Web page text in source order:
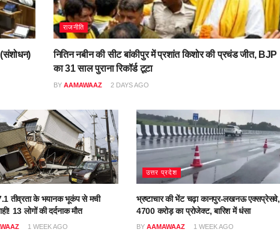
राजनीति
नितिन नबीन की सीट बांकीपुर में प्रशांत किशोर की प्रचंड जीत, BJP
का 31 साल पुराना रिकॉर्ड टूटा
BY AAMAWAAZ 2 DAYS AGO
तीव्रता के भयानक भूकंप से मची
13 लोगों की दर्दनाक मौत
1 WEEK AGO
उत्तर प्रदेश
भ्रष्टाचार की भेंट चढ़ा कानपुर-लखनऊ एक्सप्रेसवे,
4700 करोड़ का प्रोजेक्ट, बारिश में धंसा
BY AAMAWAAZ 1 WEEK AGO